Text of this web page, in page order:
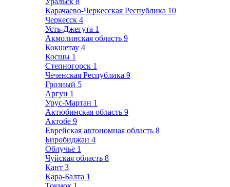
Карачаево-Черкесская Республика 10
Черкесск 4
Усть-Джегута 1
Акмолинская область 9
Кокшетау 4
Косшы 1
Степногорск 1
Чеченская Республика 9
Грозный 5
Аргун 1
Урус-Мартан 1
Актюбинская область 9
Актобе 9
Еврейская автономная область 8
Биробиджан 4
Облучье 1
Чуйская область 8
Кант 3
Кара-Балта 1